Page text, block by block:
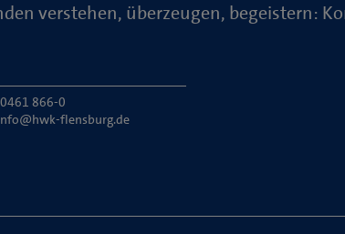
verstehen, überzeugen, begeistern:
866-0
flensburg.de